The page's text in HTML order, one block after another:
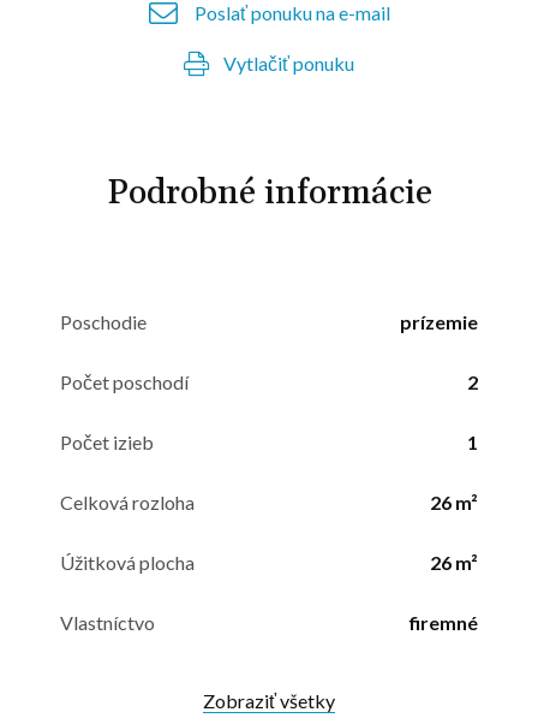
Poslať ponuku na e-mail
Vytlačiť ponuku
Podrobné informácie
Poschodie prízemie
Počet poschodí 2
Počet izieb 1
Celková rozloha 26 m²
Úžitková plocha 26 m²
Vlastníctvo firemné
Zobraziť všetky